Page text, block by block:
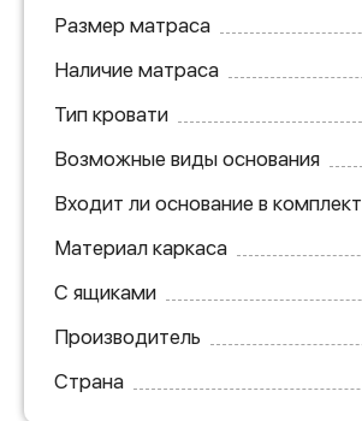
Размер матраса
Наличие матраса
Тип кровати
Возможные виды основания
Входит ли основание в комплект
Материал каркаса
С ящиками
Производитель
Страна